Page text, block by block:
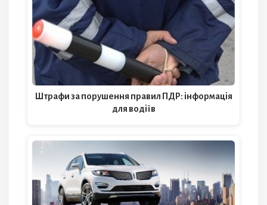
Штрафи за порушення правил ПДР: інформація
для водіїв